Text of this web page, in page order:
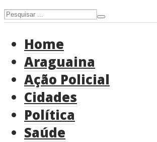
Home
Araguaina
Ação Policial
Cidades
Política
Saúde